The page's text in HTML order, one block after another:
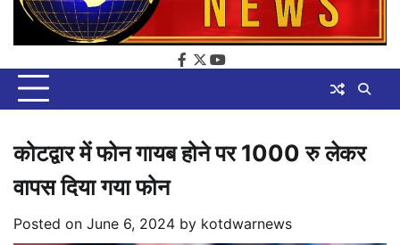
facebook
twitter
youtube
कोटद्वार में फोन गायब होने पर 1000 रु लेकर
वापस दिया गया फोन
Posted on June 6, 2024 by kotdwarnews